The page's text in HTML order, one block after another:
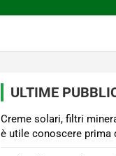
ULTIME
Creme solari, filtri
è utile conoscere prima